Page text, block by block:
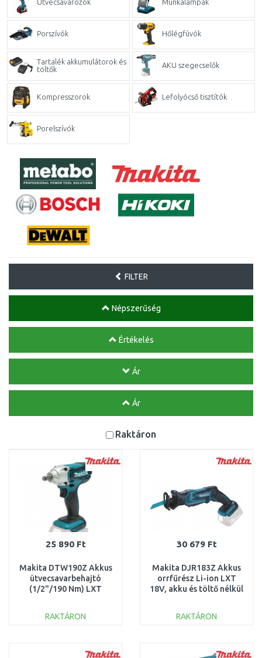
Ütvecsavarozók Munkalámpák
Porszívók Hőlégfúvók
Tartalék akkumulátorok és
töltők
AKU szegecselők
Kompresszorok Lefolyócső tisztítók
Porelszívók
FILTER
Népszerűség
Értékelés
Ár
Ár
Raktáron
25 890 Ft
Makita DTW190Z Akkus
ütvecsavarbehajtó
(1/2"/190 Nm) LXT
nélkül
RAKTÁRON
Összehasonlítás
30 679 Ft
Makita DJR183Z Akkus
orrfűrész Li-ion LXT
18V, akku és töltő nélkül
RAKTÁRON
Összehasonlítás